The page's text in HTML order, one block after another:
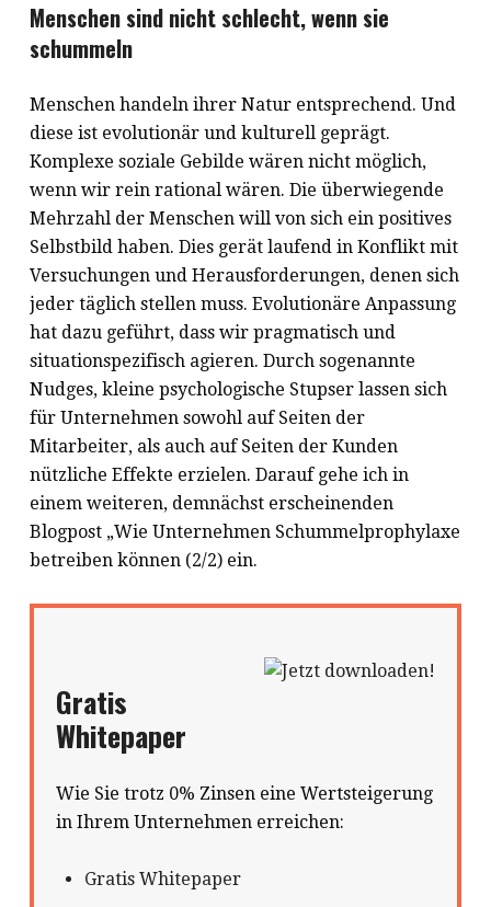
Menschen sind nicht schlecht, wenn sie
schummeln
Menschen handeln ihrer Natur entsprechend. Und
diese ist evolutionär und kulturell geprägt.
Komplexe soziale Gebilde wären nicht möglich,
wenn wir rein rational wären. Die überwiegende
Mehrzahl der Menschen will von sich ein positives
Selbstbild haben. Dies gerät laufend in Konflikt mit
Versuchungen und Herausforderungen, denen sich
jeder täglich stellen muss. Evolutionäre Anpassung
hat dazu geführt, dass wir pragmatisch und
situationspezifisch agieren. Durch sogenannte
Nudges, kleine psychologische Stupser lassen sich
für Unternehmen sowohl auf Seiten der
Mitarbeiter, als auch auf Seiten der Kunden
nützliche Effekte erzielen. Darauf gehe ich in
einem weiteren, demnächst erscheinenden
Blogpost „Wie Unternehmen Schummelprophylaxe
betreiben können (2/2) ein.
Gratis
Whitepaper
Wie Sie trotz 0% Zinsen eine Wertsteigerung
in Ihrem Unternehmen erreichen:
Gratis Whitepaper